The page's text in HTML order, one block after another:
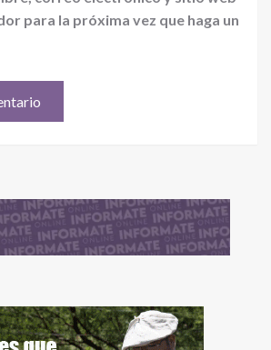
para la próxima vez que haga un